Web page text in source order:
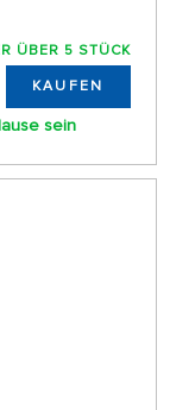
ÜBER 5 STÜCK
KAUFEN
sein